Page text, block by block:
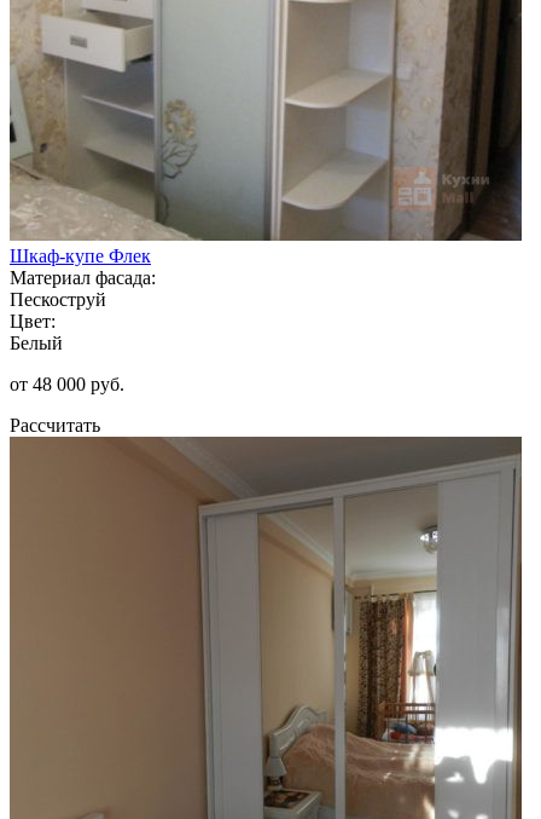
Шкаф-купе Флек
Материал фасада:
Пескоструй
Цвет:
Белый
от 48 000 руб.
Рассчитать